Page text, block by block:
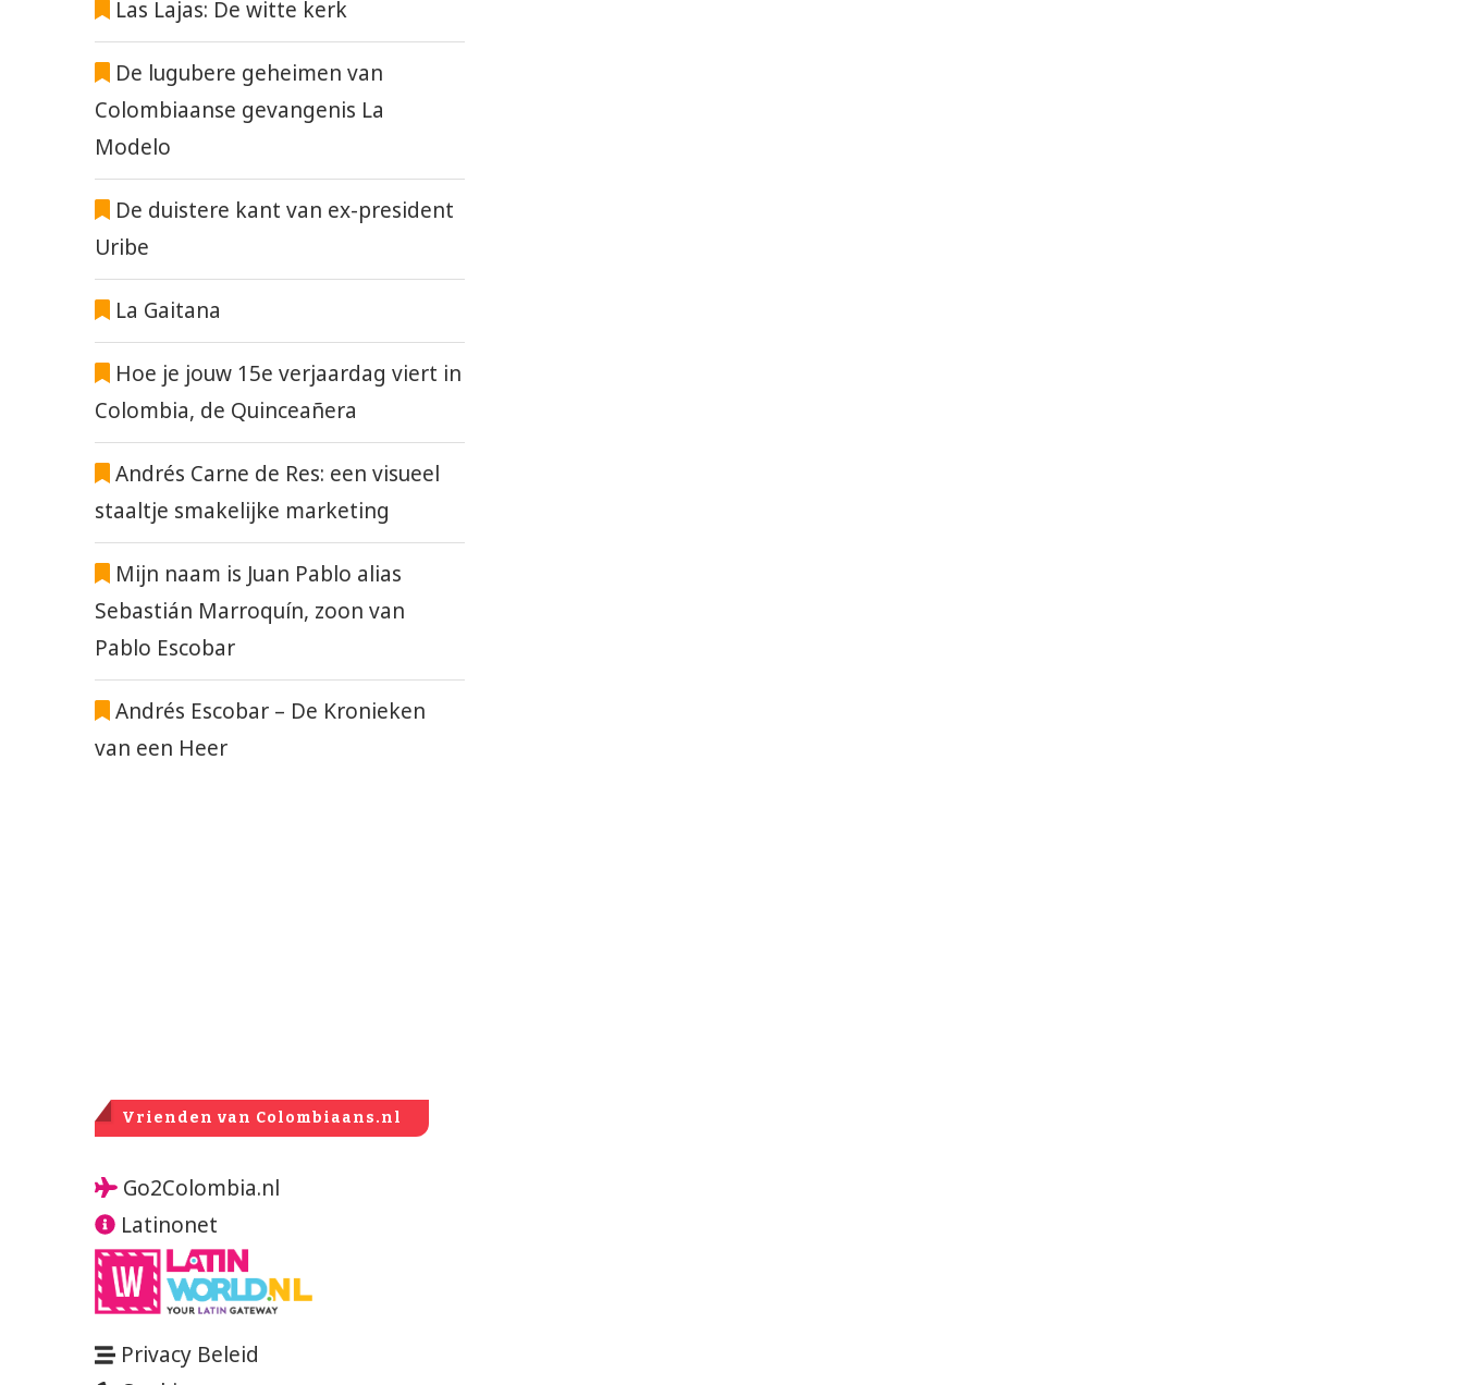
Las Lajas: De witte kerk
De lugubere geheimen van
Colombiaanse gevangenis La
Modelo
De duistere kant van ex-president
Uribe
La Gaitana
Hoe je jouw 15e verjaardag viert in
Colombia, de Quinceañera
Andrés Carne de Res: een visueel
staaltje smakelijke marketing
Mijn naam is Juan Pablo alias
Sebastián Marroquín, zoon van
Pablo Escobar
Andrés Escobar – De Kronieken
van een Heer
Vrienden van Colombiaans.nl
Go2Colombia.nl
Latinonet
Privacy Beleid